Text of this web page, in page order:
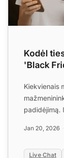
Kodėl
'Black
Kiekvienais
padidėjimą.
Jan 20, 2026
Live Chat